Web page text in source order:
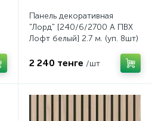
Панель декоративная
"Лорд" [240/6/2700 A ПВХ
Лофт белый] 2.7 м. (уп. 8шт)
2 240 тенге /шт